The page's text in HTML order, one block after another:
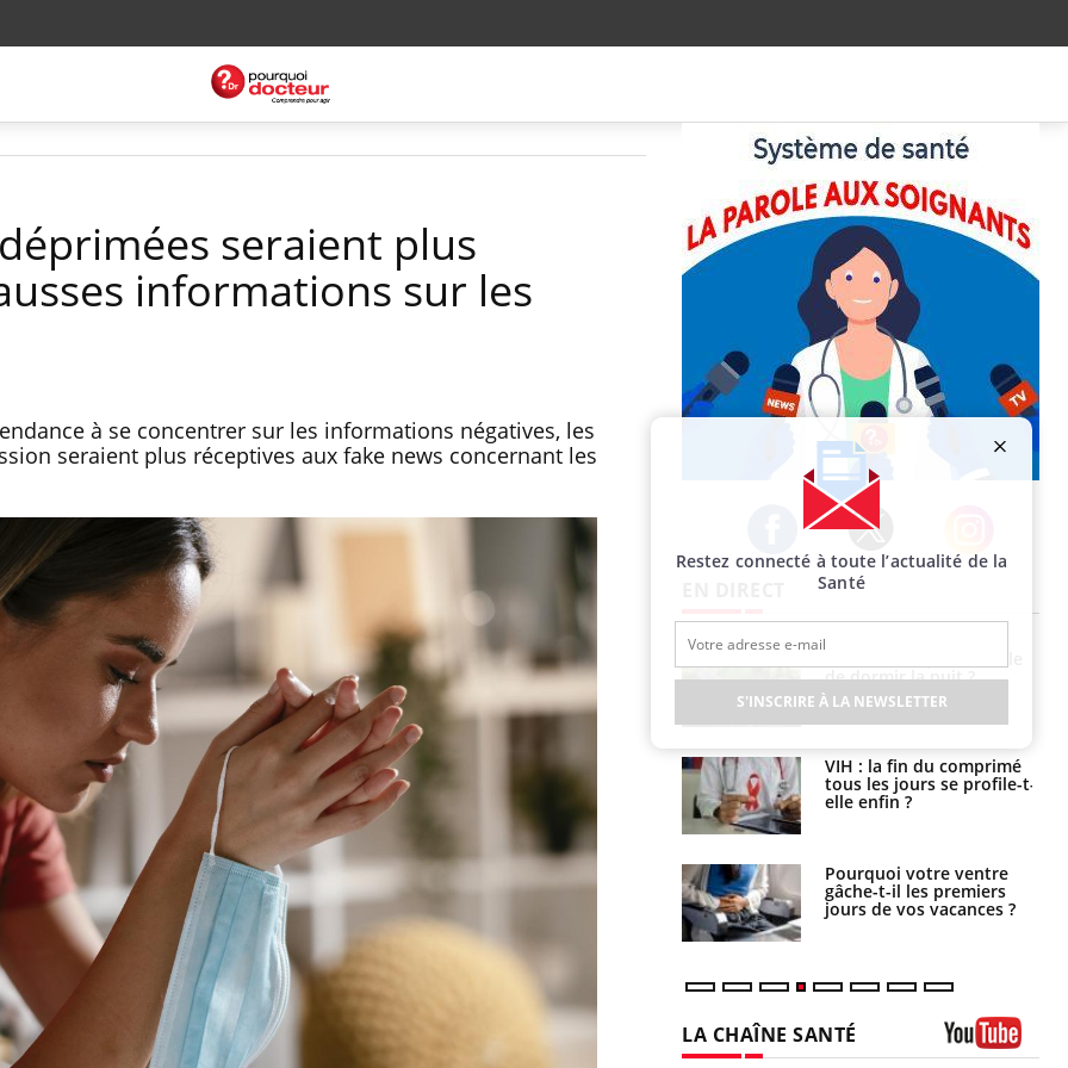
seraient plus
informations sur les
à se concentrer sur les informations négatives, les
seraient plus réceptives aux fake news concernant les
Facebook Twitter Instagram
Chikungunya, dengue,
West Nile : que se passe-
t-il dans le sud de la
France ?
Les médicaments GLP-1
protègent-ils aussi les os
Cytomégalovirus : ce qui
change dans la prise en
charge des femmes
enceintes
de dormir la nuit ?
VIH : la fin du comprimé
tous les jours se profile-t-
elle enfin ?
Pourquoi votre ventre
gâche-t-il les premiers
jours de vos vacances ?
pourquoi le risque de
noyade grimpe-t-il ?
Le Viagra pourrait-il
freiner la propagation du
cancer ?
Pourquoi manger moins
de protéines pourrait
finalement être bénéfique
LA CHAÎNE SANTÉ
Restez connecté à toute l’actualité de la
Santé
S'INSCRIRE À LA NEWSLETTER